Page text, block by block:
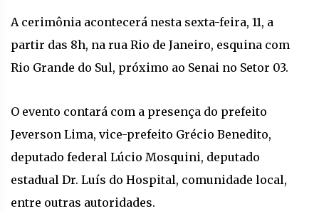
A cerimônia acontecerá nesta sexta-feira, 11, a
partir das 8h, na rua Rio de Janeiro, esquina com
Rio Grande do Sul, próximo ao Senai no Setor 03.
O evento contará com a presença do prefeito
Jeverson Lima, vice-prefeito Grécio Benedito,
deputado federal Lúcio Mosquini, deputado
estadual Dr. Luís do Hospital, comunidade local,
entre outras autoridades.